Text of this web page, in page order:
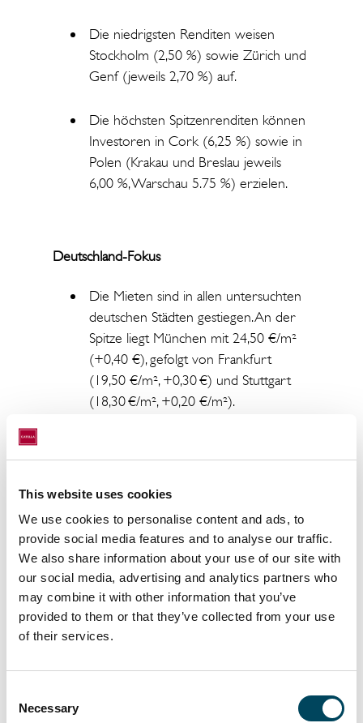
This website uses cookies
We use cookies to personalise content and ads, to
provide social media features and to analyse our traffic.
We also share information about your use of our site with
our social media, advertising and analytics partners who
may combine it with other information that you’ve
provided to them or that they’ve collected from your use
of their services.
Selection
Necessary
Die niedrigsten Renditen weisen
Stockholm (2,50 %) sowie Zürich und
Genf (jeweils 2,70 %) auf.
Die höchsten Spitzenrenditen können
Investoren in Cork (6,25 %) sowie in
Polen (Krakau und Breslau jeweils
6,00 %, Warschau 5.75 %) erzielen.
Deutschland-Fokus
Die Mieten sind in allen untersuchten
deutschen Städten gestiegen. An der
Spitze liegt München mit 24,50 €/m²
(+0,40 €), gefolgt von Frankfurt
(19,50 €/m², +0,30 €) und Stuttgart
(18,30 €/m², +0,20 €/m²).
München mit 9.970 €/m² vorn und
somit noch leicht unterhalb der
überschritten wurde. Dahinter folgen
Frankfurt mit 6.980
€/m² und
Hamburg mit 6.810€/m².
Leipzig bietet im Durchschnitt noch
die mit Abstand geringsten Kaufpreise